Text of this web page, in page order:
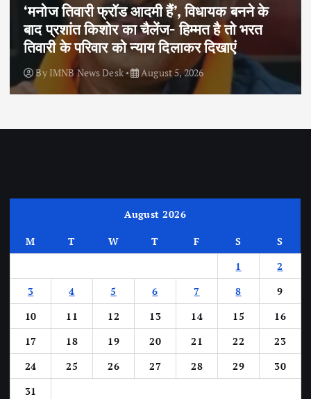
‘मनोज तिवारी फ्रॉड आदमी हैं’, विधायक बनने के
बाद प्रशांत किशोर का चैलेंज- हिम्मत है तो भरत
तिवारी के परिवार को न्याय दिलाकर दिखाएं
By IMNB News Desk August 5, 2026
August 2026
M T W T F S
S
1
2
3
4 5 6 7 8
9
10
11 12 13 14 15
16
17
18 19 20 21 22
23
24
25 26 27 28 29
30
31